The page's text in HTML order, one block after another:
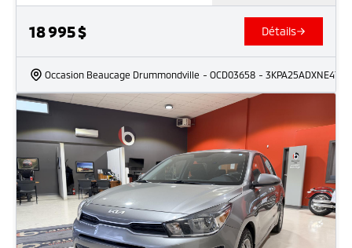
18 995$ Détails
Occasion Beaucage Drummondville - OCD03658 -